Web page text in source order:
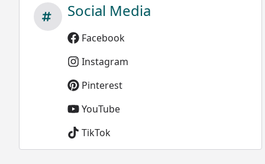
Social Media
Facebook
Instagram
Pinterest
YouTube
TikTok